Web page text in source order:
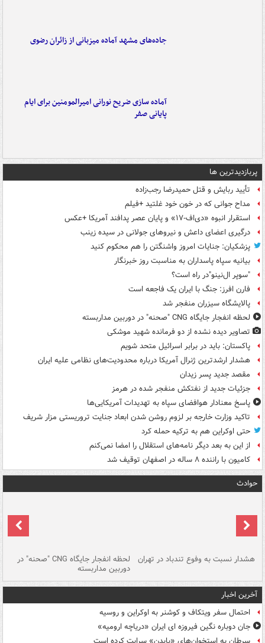
جاده‌های مشهد آماده میزبانی از زائران رضوی
آماده سازی ضریح نورانی امیرالمومنین برای ایام
پایانی صفر
پربازدیدترین ها
تأیید ربایش و قتل حمیدرضا رجب‌زاده
مداح جوانی که در خون خود غلتید +فیلم
استقرار انبوه «دی‌اف‑۱۷» و پایان عصر پدافند آمریکا +عکس
درگیری اعضای داعش و نیروهای جولانی در سیده زینب
پزشکیان: جنایات امروز واشنگتن را هم محکوم کنید
بیانیه سپاه پاسداران به مناسبت روز خبرنگار
"سوپر ال‌نینو"در راه است؟
فارن افرز: جنگ با ایران یک فاجعه است
پالایشگاه سیزران منفجر شد
لحظه انفجار جایگاه CNG "صحنه" در دوربین مداربسته
تصاویر دیده‌ نشده از دو فرمانده شهید موشکی
پاکستان: باید در برابر اسرائیل متحد شویم
هشدار ارشدترین ژنرال آمریکا درباره محدودیت‌های نظامی علیه ایران
مقصد جدید پسر زیدان
جزئیات جدید از نفتکش منفجر شده در هرمز
پاسخ معنادار هوافضای سپاه به تهدیدات آمریکایی‌ها
تاکید وزارت خارجه بر لزوم روشن شدن ابعاد جنایت تروریستی مزار شریف
حتی اوکراین هم به ترکیه حمله کرد
از این به بعد دیگر نامه‌های استقلال را امضا نمی‌کنم
کامیون با راننده ۸ ساله در اصفهان توقیف شد
حوادث
هشدار نسبت به وفوع تندباد در تهران لحظه انفجار جایگاه CNG "صحنه" در
دوربین مداربسته
آخرین اخبار
احتمال سفر ویتکاف و کوشنر به اوکراین و روسیه
جان دوباره نگین فیروزه ای ایران «دریاچه ارومیه»
سرطان به استخوان‌های «بایدن» سرایت کرده است